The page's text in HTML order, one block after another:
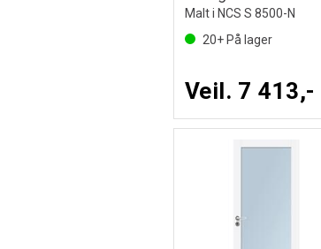
Malt i NCS S 8500-N
20+På lager
Veil. 7 413,-